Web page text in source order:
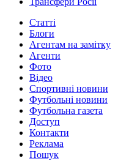
Статті
Блоги
Агентам на замітку
Агенти
Фото
Відео
Спортивні новини
Футбольні новини
Футбольна газета
Доступ
Контакти
Реклама
Пошук